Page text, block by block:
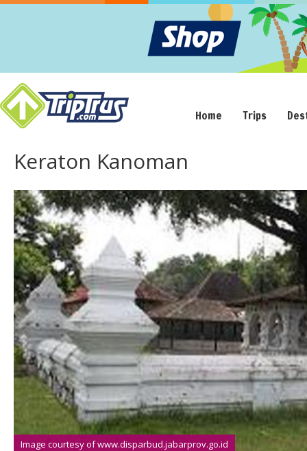
Home Trips
Keraton Kanoman
Image courtesy of www.disparbud.jabarprov.go.id